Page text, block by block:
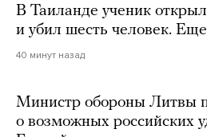
В Таиланде ученик
и убил шесть человек.
40 минут назад
Министр обороны Литвы
о возможных российских